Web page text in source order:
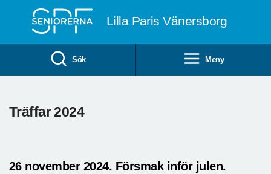
Lilla Paris Vänersborg
Sök Meny
Träffar 2024
26 november 2024. Försmak inför julen.